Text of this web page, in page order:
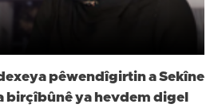
pêwendîgirtin a Sekîne
birçîbûnê ya hevdem digel